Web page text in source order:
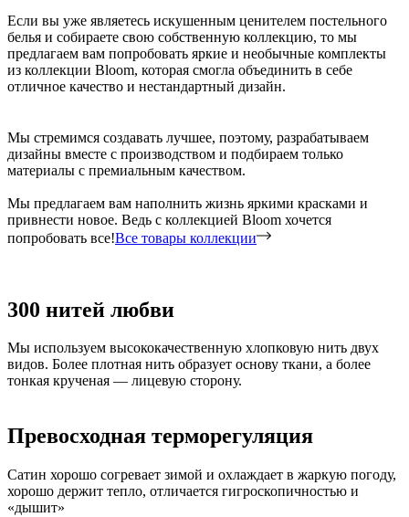
Если вы уже являетесь искушенным ценителем постельного
белья и собираете свою собственную коллекцию, то мы
предлагаем вам попробовать яркие и необычные комплекты
из коллекции Bloom, которая смогла объединить в себе
отличное качество и нестандартный дизайн.
Мы стремимся создавать лучшее, поэтому, разрабатываем
дизайны вместе с производством и подбираем только
материалы с премиальным качеством.
Мы предлагаем вам наполнить жизнь яркими красками и
привнести новое. Ведь с коллекцией Bloom хочется
попробовать все!Все товары коллекции
300 нитей любви
Мы используем высококачественную хлопковую нить двух
видов. Более плотная нить образует основу ткани, а более
тонкая крученая — лицевую сторону.
Превосходная терморегуляция
Сатин хорошо согревает зимой и охлаждает в жаркую погоду,
хорошо держит тепло, отличается гигроскопичностью и
«дышит»